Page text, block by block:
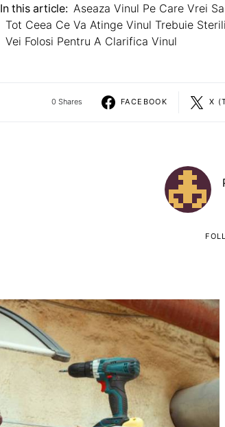
In this article: Aseaza Vinul Pe Care Vrei
Tot Ceea Ce Va Atinge Vinul Trebuie
Vei Folosi Pentru A Clarifica Vinul
0 Shares FACEBOOK X